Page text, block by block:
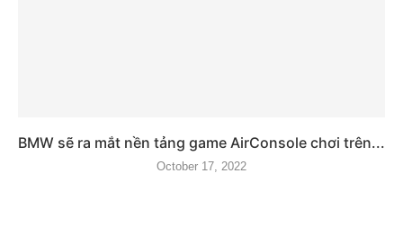
BMW sẽ ra mắt nền tảng game AirConsole chơi trên...
October 17, 2022